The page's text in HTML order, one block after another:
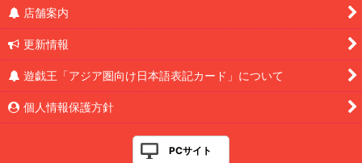
店舗案内
更新情報
遊戯王「アジア圏向け日本語表記カード」について
個人情報保護方針
PCサイト